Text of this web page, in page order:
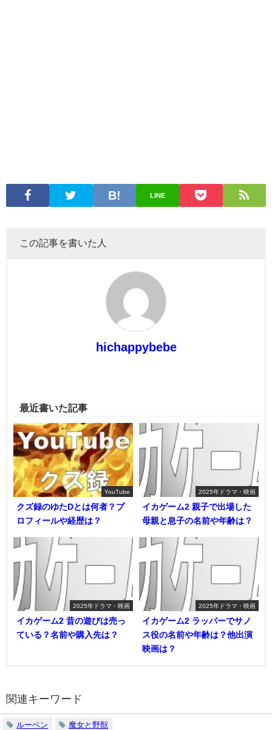
LINE
この記事を書いた人
hichappybebe
最近書いた記事
YouTube
クズ録のゆたDとは何者？プ
ロフィールや経歴は？
2025年ドラマ・映画
イカゲーム2 親子で出場した
母親と息子の名前や年齢は？
2025年ドラマ・映画
イカゲーム2 昔の遊びは売っ
ている？名前や購入先は？
2025年ドラマ・映画
イカゲーム2 ラッパーでサノ
ス役の名前や年齢は？他出演
映画は？
関連キーワード
ルーベン 魔女と野獣